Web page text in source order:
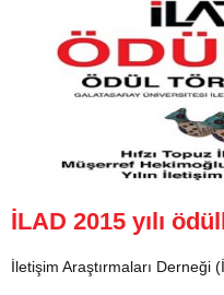
İLAD 2015 yılı
İletişim Araştırmaları Derneği